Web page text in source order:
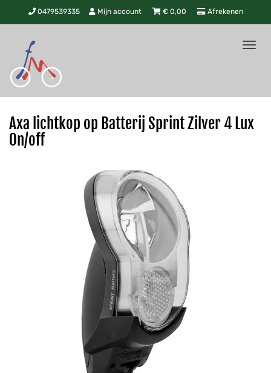
0479539335 Mijn account € 0,00 Afrekenen
Axa lichtkop op Batterij Sprint Zilver 4 Lux
On/off